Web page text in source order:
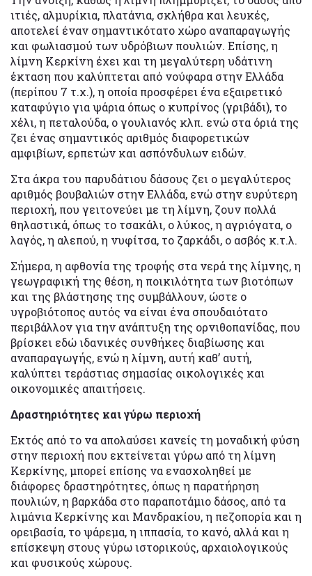
ιτιές, αλμυρίκια, πλατάνια, σκλήθρα και λευκές,
αποτελεί έναν σημαντικότατο χώρο αναπαραγωγής
και φωλιασμού των υδρόβιων πουλιών. Επίσης, η
λίμνη Κερκίνη έχει και τη μεγαλύτερη υδάτινη
έκταση που καλύπτεται από νούφαρα στην Ελλάδα
(περίπου 7 τ.χ.), η οποία προσφέρει ένα εξαιρετικό
καταφύγιο για ψάρια όπως ο κυπρίνος (γριβάδι), το
χέλι, η πεταλούδα, ο γουλιανός κλπ. ενώ στα όριά της
ζει ένας σημαντικός αριθμός διαφορετικών
αμφιβίων, ερπετών και ασπόνδυλων ειδών.
Στα άκρα του παρυδάτιου δάσους ζει ο μεγαλύτερος
αριθμός βουβαλιών στην Ελλάδα, ενώ στην ευρύτερη
περιοχή, που γειτονεύει με τη λίμνη, ζουν πολλά
θηλαστικά, όπως το τσακάλι, ο λύκος, η αγριόγατα, ο
λαγός, η αλεπού, η νυφίτσα, το ζαρκάδι, ο ασβός κ.τ.λ.
Σήμερα, η αφθονία της τροφής στα νερά της λίμνης, η
γεωγραφική της θέση, η ποικιλότητα των βιοτόπων
και της βλάστησης της συμβάλλουν, ώστε ο
υγροβιότοπος αυτός να είναι ένα σπουδαιότατο
περιβάλλον για την ανάπτυξη της ορνιθοπανίδας, που
βρίσκει εδώ ιδανικές συνθήκες διαβίωσης και
αναπαραγωγής, ενώ η λίμνη, αυτή καθ’ αυτή,
καλύπτει τεράστιας σημασίας οικολογικές και
οικονομικές απαιτήσεις.
Δραστηριότητες και γύρω περιοχή
Εκτός από το να απολαύσει κανείς τη μοναδική φύση
στην περιοχή που εκτείνεται γύρω από τη λίμνη
Κερκίνης, μπορεί επίσης να ενασχοληθεί με
διάφορες δραστηρότητες, όπως η παρατήρηση
πουλιών, η βαρκάδα στο παραποτάμιο δάσος, από τα
λιμάνια Κερκίνης και Μανδρακίου, η πεζοπορία και η
ορειβασία, το ψάρεμα, η ιππασία, το κανό, αλλά και η
επίσκεψη στους γύρω ιστορικούς, αρχαιολογικούς
και φυσικούς χώρους.